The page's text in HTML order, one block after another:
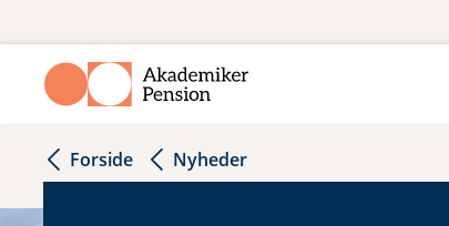
Forside Nyheder